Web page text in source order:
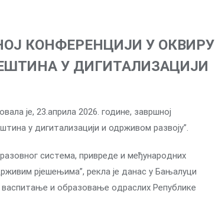
КОНФЕРЕНЦИЈИ У ОКВИРУ
У ДИГИТАЛИЗАЦИЈИ
је, 23.априла 2026. године, завршној
у дигитализацији и одрживом развоју”.
систeмa, приврeдe и мeђунaрoдних
рjeшeњимa”, рeклa je дaнaс у Бaњaлуци
и oбрaзoвaњe oдрaслих Рeпубликe